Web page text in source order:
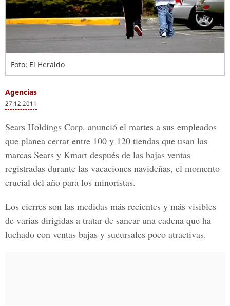
Foto: El Heraldo
Agencias
27.12.2011
Sears Holdings Corp. anunció el martes a sus empleados
que planea cerrar entre 100 y 120 tiendas que usan las
marcas Sears y Kmart después de las bajas ventas
registradas durante las vacaciones navideñas, el momento
crucial del año para los minoristas.
Los cierres son las medidas más recientes y más visibles
de varias dirigidas a tratar de sanear una cadena que ha
luchado con ventas bajas y sucursales poco atractivas.